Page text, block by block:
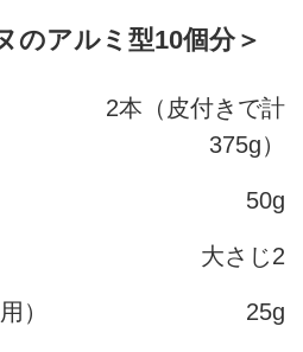
のアルミ型10個分＞
2本（皮付きで計
375g）
50g
大さじ2
） 25g